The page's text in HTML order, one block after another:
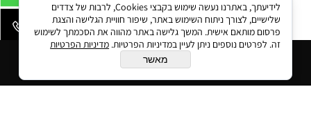
הוסף לסל
לידיעתך, באתרנו נעשה שימוש בקבצי Cookies, לרבות של צדדים
שלישיים, לצורך ניתוח השימוש באתר, שיפור חוויית הגלישה והצגת
פרסום מותאם אישית. המשך גלישה באתר מהווה את הסכמתך לשימוש
זה. לפרטים נוספים ניתן לעיין במדיניות הפרטיות. מדיניות הפרטיות
מאשר